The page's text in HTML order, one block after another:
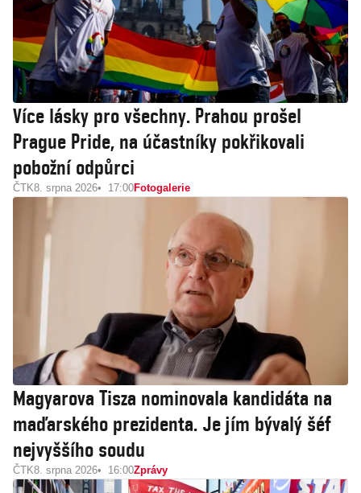
Více lásky pro všechny. Prahou prošel
Prague Pride, na účastníky pokřikovali
pobožní odpůrci
ČTK8. srpna 2026 17:00Fotogalerie
Magyarova Tisza nominovala kandidáta na
maďarského prezidenta. Je jím bývalý šéf
nejvyššího soudu
ČTK8. srpna 2026 16:00Zprávy